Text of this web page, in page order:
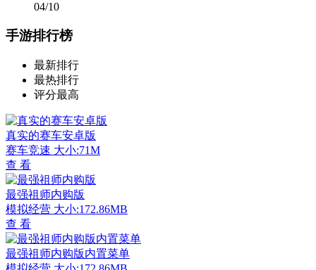
04/10
手游排行榜
最新排行
最热排行
评分最高
真实的赛车安卓版
赛车竞速 大小:71M
查 看
最强祖师内购版
模拟经营 大小:172.86MB
查 看
最强祖师内购版内置菜单